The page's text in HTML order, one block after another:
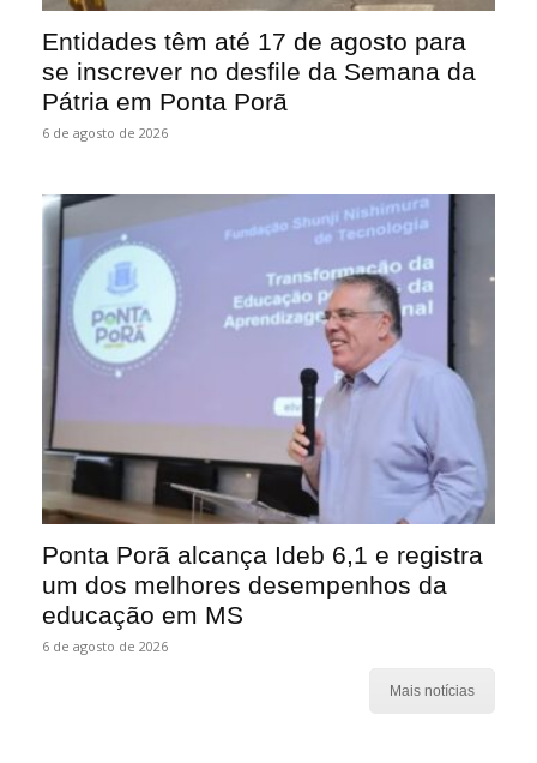
Entidades têm até 17 de agosto para
se inscrever no desfile da Semana da
Pátria em Ponta Porã
6 de agosto de 2026
Ponta Porã alcança Ideb 6,1 e registra
um dos melhores desempenhos da
educação em MS
6 de agosto de 2026
Mais notícias